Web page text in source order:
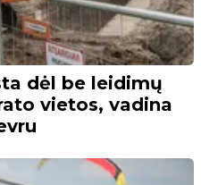
dėl be leidimų
vietos, vadina